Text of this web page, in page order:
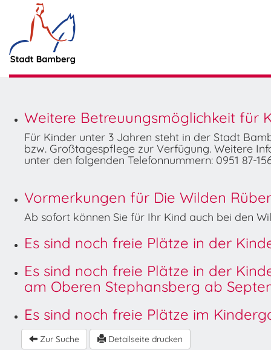
Weitere Betreuungsmöglichkeit für
Für Kinder unter 3 Jahren steht in der Stadt
bzw. Großtagespflege zur Verfügung. Weitere
unter den folgenden Telefonnummern: 0951 87-
Vormerkungen für Die Wilden
Ab sofort können Sie für Ihr Kind auch bei den
Es sind noch freie Plätze in der
Es sind noch freie Plätze in der
am Oberen Stephansberg ab
Es sind noch freie Plätze im
Zur Suche Detailseite drucken